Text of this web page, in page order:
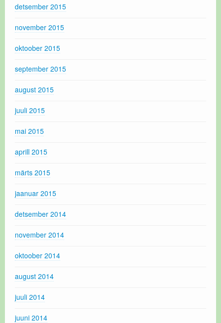
detsember 2015
november 2015
oktoober 2015
september 2015
august 2015
juuli 2015
mai 2015
aprill 2015
märts 2015
jaanuar 2015
detsember 2014
november 2014
oktoober 2014
august 2014
juuli 2014
juuni 2014